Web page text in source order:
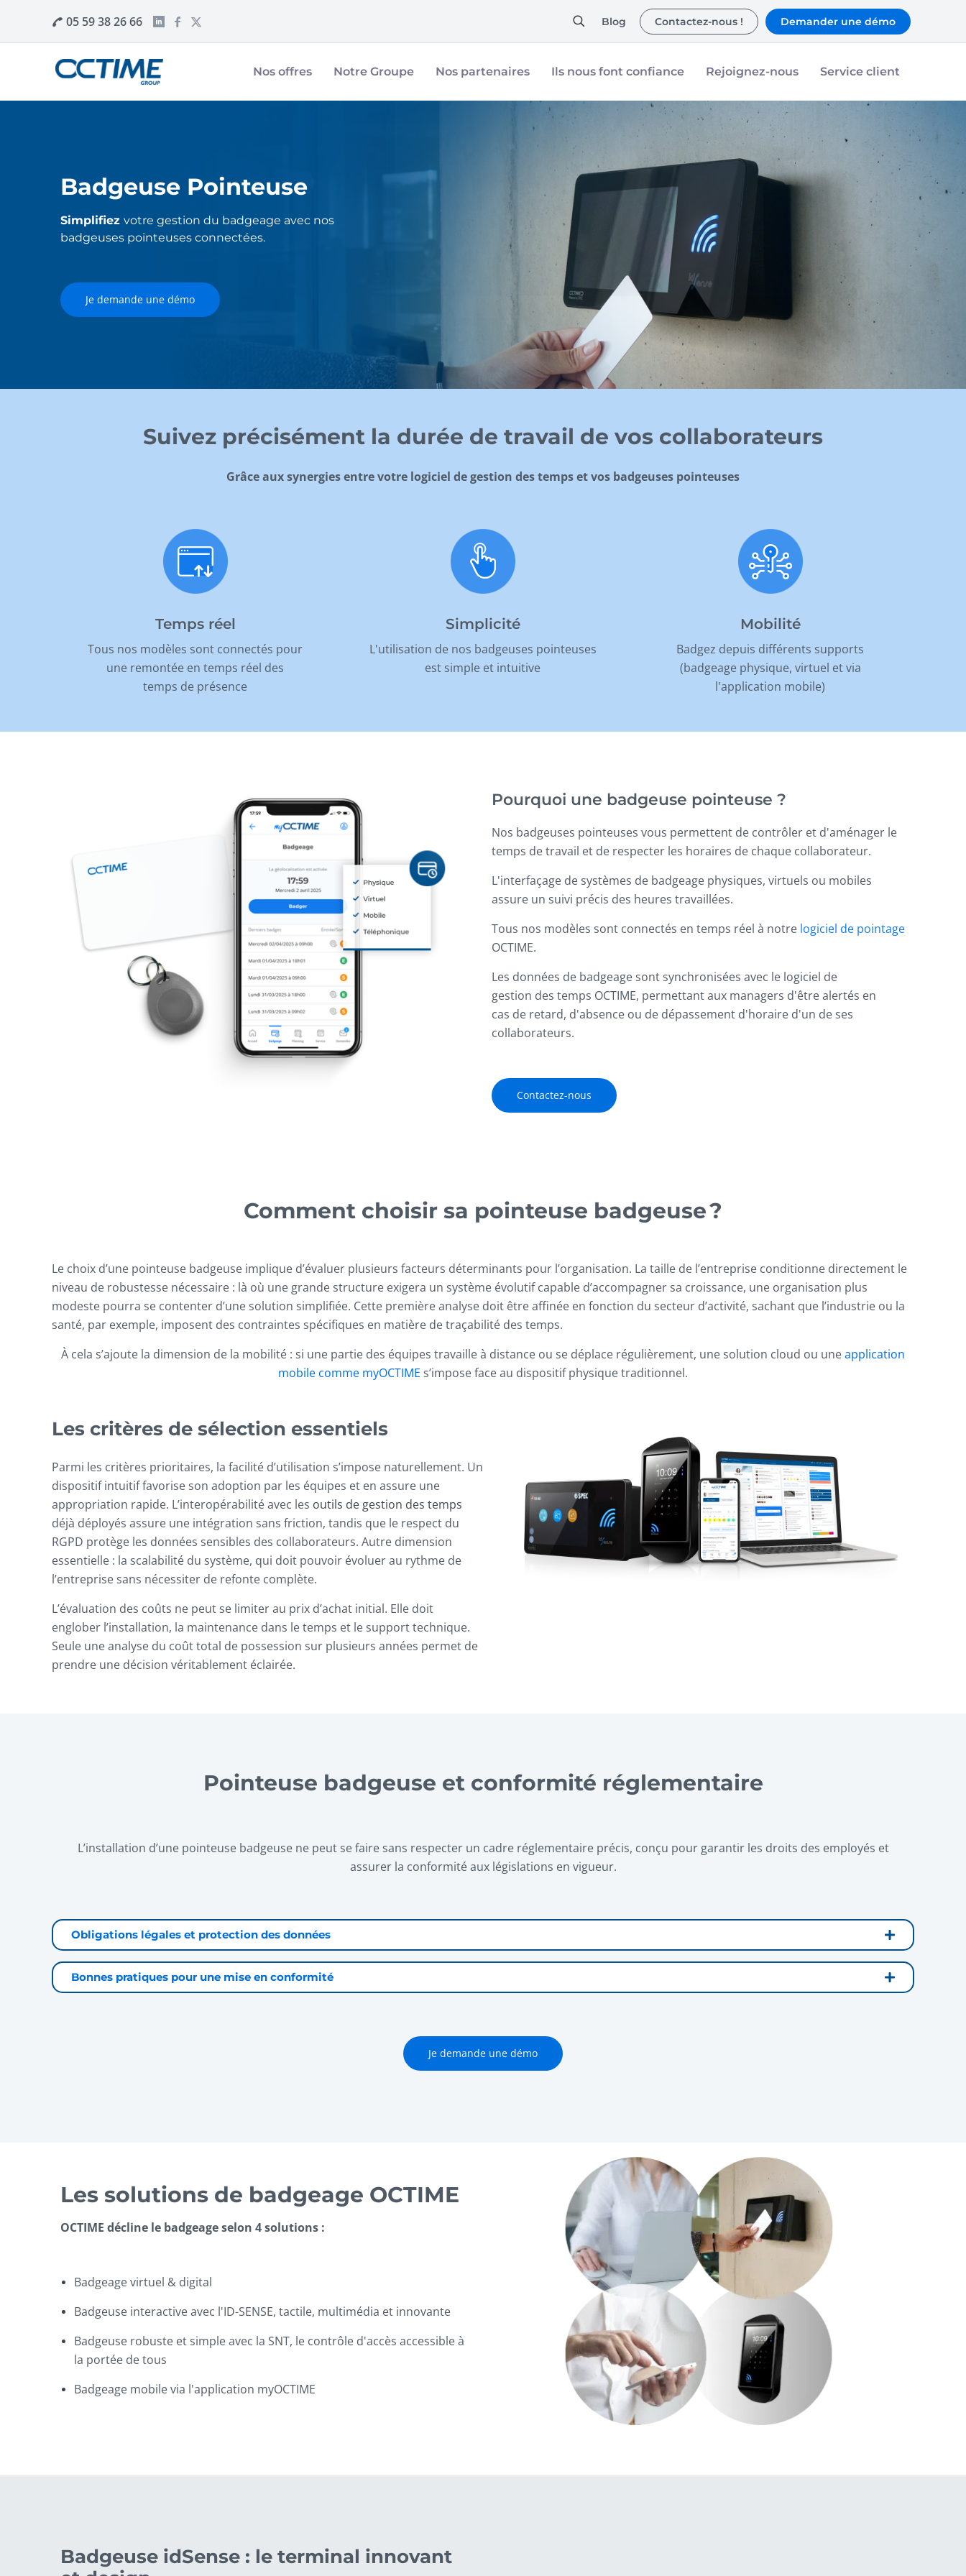
05 59 38 26 66 Blog Contactez-nous ! Demander une démo
Nos offres Notre Groupe Nos partenaires Ils nous font confiance Rejoignez-nous Service client
Badgeuse Pointeuse
Simplifiez votre gestion du badgeage avec nos
badgeuses pointeuses connectées.
Je demande une démo
Suivez précisément la durée de travail de vos collaborateurs
Grâce aux synergies entre votre logiciel de gestion des temps et vos badgeuses pointeuses
Temps réel
Tous nos modèles sont connectés pour
une remontée en temps réel des
temps de présence
Simplicité
L'utilisation de nos badgeuses pointeuses
est simple et intuitive
Mobilité
Badgez depuis différents supports
(badgeage physique, virtuel et via
l'application mobile)
Pourquoi une badgeuse pointeuse ?
Nos badgeuses pointeuses vous permettent de contrôler et d'aménager le
temps de travail et de respecter les horaires de chaque collaborateur.
L'interfaçage de systèmes de badgeage physiques, virtuels ou mobiles
assure un suivi précis des heures travaillées.
Tous nos modèles sont connectés en temps réel à notre logiciel de pointage
OCTIME.
Les données de badgeage sont synchronisées avec le logiciel de
gestion des temps OCTIME, permettant aux managers d'être alertés en
cas de retard, d'absence ou de dépassement d'horaire d'un de ses
collaborateurs.
Contactez-nous
Comment choisir sa pointeuse badgeuse ?
Le choix d’une pointeuse badgeuse implique d’évaluer plusieurs facteurs déterminants pour l’organisation. La taille de l’entreprise conditionne directement le
niveau de robustesse nécessaire : là où une grande structure exigera un système évolutif capable d’accompagner sa croissance, une organisation plus
modeste pourra se contenter d’une solution simplifiée. Cette première analyse doit être affinée en fonction du secteur d’activité, sachant que l’industrie ou la
santé, par exemple, imposent des contraintes spécifiques en matière de traçabilité des temps.
À cela s’ajoute la dimension de la mobilité : si une partie des équipes travaille à distance ou se déplace régulièrement, une solution cloud ou uneapplication
mobile comme myOCTIME s’impose face au dispositif physique traditionnel.
Les critères de sélection essentiels
Parmi les critères prioritaires, la facilité d’utilisation s’impose naturellement. Un
dispositif intuitif favorise son adoption par les équipes et en assure une
appropriation rapide. L’interopérabilité avec les outils de gestion des temps
déjà déployés assure une intégration sans friction, tandis que le respect du
RGPD protège les données sensibles des collaborateurs. Autre dimension
essentielle : la scalabilité du système, qui doit pouvoir évoluer au rythme de
l’entreprise sans nécessiter de refonte complète.
L’évaluation des coûts ne peut se limiter au prix d’achat initial. Elle doit
englober l’installation, la maintenance dans le temps et le support technique.
Seule une analyse du coût total de possession sur plusieurs années permet de
prendre une décision véritablement éclairée.
Pointeuse badgeuse et conformité réglementaire
L’installation d’une pointeuse badgeuse ne peut se faire sans respecter un cadre réglementaire précis, conçu pour garantir les droits des employés et
assurer la conformité aux législations en vigueur.
Obligations légales et protection des données
Bonnes pratiques pour une mise en conformité
Je demande une démo
Les solutions de badgeage OCTIME
OCTIME décline le badgeage selon 4 solutions :
Badgeage virtuel & digital
Badgeuse interactive avec l'ID-SENSE, tactile, multimédia et innovante
Badgeuse robuste et simple avec la SNT, le contrôle d'accès accessible à
la portée de tous
Badgeage mobile via l'application myOCTIME
Badgeuse idSense : le terminal innovant